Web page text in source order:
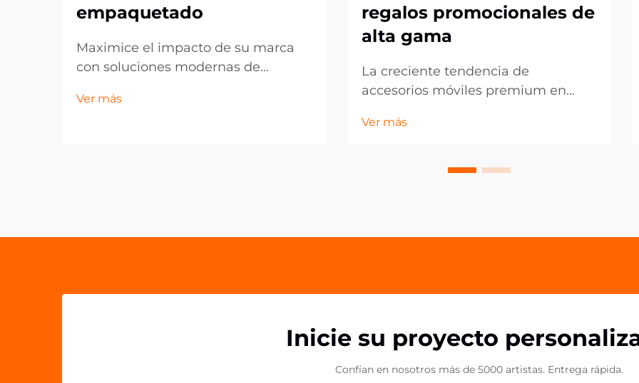
empaquetado
Maximice el impacto de su marca
con soluciones modernas de
entorno actual del comercio
para...
Ver más
regalos promocionales de
alta gama
La creciente tendencia de
accesorios móviles premium en
panorama en constante evolución
empresas buscan continuamente
Ver más
Inicie su proyecto
Confían en nosotros más de 5000 artistas. Entrega rápida.